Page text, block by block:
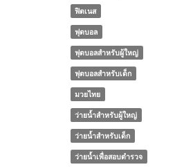
ฟิตเนส
ฟุตบอล
ฟุตบอลสำหรับผู้ใหญ่
ฟุตบอลสำหรับเด็ก
มวยไทย
ว่ายน้ำสำหรับผู้ใหญ่
ว่ายน้ำสำหรับเด็ก
ว่ายน้ำเพื่อสอบตำรวจ